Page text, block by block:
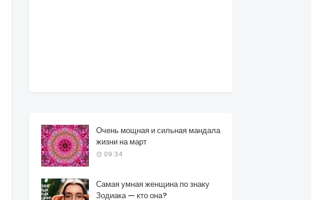
Очень мощная и сильная мандала
жизни на март
09:34
Самая умная женщина по знаку
Зодиака — кто она?